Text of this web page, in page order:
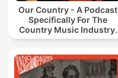
Our Country - A Podcast
Specifically For The
Country Music Industry.